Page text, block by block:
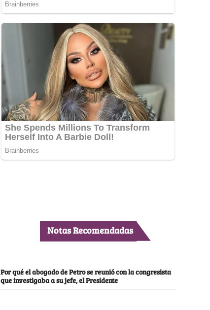
Notas Recomendadas
Por qué el abogado de Petro se reunió con la congresista
que investigaba a su jefe, el Presidente